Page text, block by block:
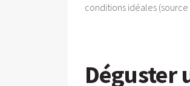
conditions idéales (source
Déguster